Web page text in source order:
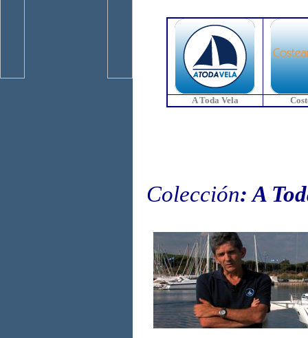
A Toda Vela
Colección:A